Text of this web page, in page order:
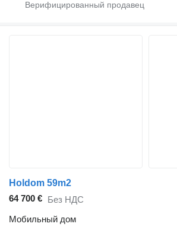
Holdom 59m2
64 700 € Без НДС
Мобильный дом